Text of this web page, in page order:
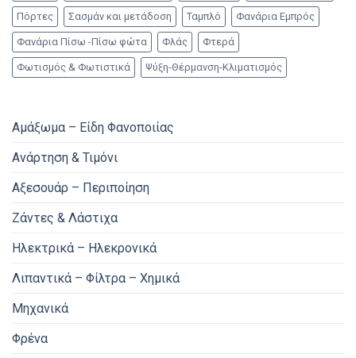
Πόρτες Σασμάν και μετάδοση Ταμπλό Φανάρια Εμπρός
Φανάρια Πίσω -Πίσω φώτα Φλάς Φτερά
Φωτισμός & Φωτιστικά Ψύξη-Θέρμανση-Κλιματισμός
Αμάξωμα – Είδη Φανοποιίας
Ανάρτηση & Τιμόνι
Αξεσουάρ – Περιποίηση
Ζάντες & Λάστιχα
Ηλεκτρικά – Ηλεκρονικά
Λιπαντικά – Φίλτρα – Χημικά
Μηχανικά
Φρένα